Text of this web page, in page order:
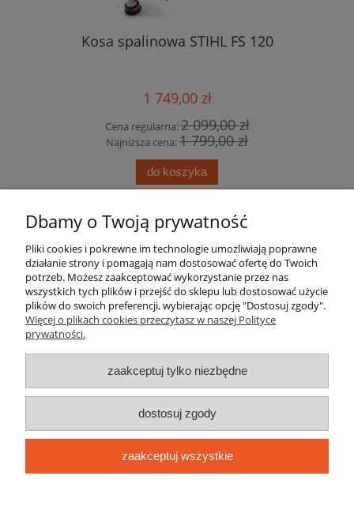
Kosa spalinowa STIHL FS 120
1 749,00 zł
Cena regularna:2 099,00 zł
Najniższa cena:1 799,00 zł
do koszyka
Pomoc
Moje konto
Płatności i dostawa
O nas
elektrolas.com.pl jest sklepem internetowym prowadzonym przez
oficjalnego dystrybutora marki STIHL, NAC, Makita, Adler, Schmith, DWT
ELEKTROMECHANIKA M. LACH HANDEL I USŁUGI| ul. Targowa 2, 08-400
Garwolin, woj. mazowieckie | E-mail:biuro@elektrolas.com.plTel.:795 56 78
Dbamy o Twoją prywatność
Pliki cookies i pokrewne im technologie umożliwiają poprawne
działanie strony i pomagają nam dostosować ofertę do Twoich
potrzeb. Możesz zaakceptować wykorzystanie przez nas
wszystkich tych plików i przejść do sklepu lub dostosować użycie
plików do swoich preferencji, wybierając opcję "Dostosuj zgody".
Więcej o plikach cookies przeczytasz w naszej Polityce
prywatności.
zaakceptuj tylko niezbędne
dostosuj zgody
zaakceptuj wszystkie